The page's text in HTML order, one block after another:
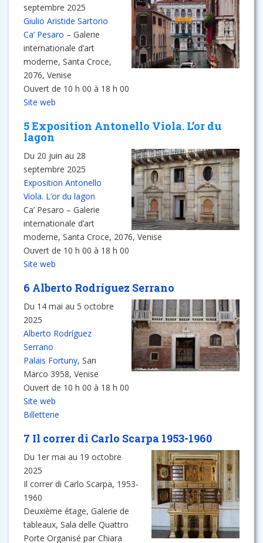
septembre 2025
Giulio Aristide Sartorio
Ca’ Pesaro – Galerie
internationale d’art
moderne, Santa Croce,
2076, Venise
Ouvert de 10 h 00 à 18 h 00
Site web
5 Exposition Antonello Viola. L’or du
lagon
Du 20 juin au 28
septembre 2025
Exposition Antonello
Viola. L’or du lagon
Ca’ Pesaro – Galerie
internationale d’art
moderne, Santa Croce, 2076, Venise
Ouvert de 10 h 00 à 18 h 00
Site web
6 Alberto Rodríguez Serrano
Du 14 mai au 5 octobre
2025
Alberto Rodríguez
Serrano
Palais Fortuny, San
Marco 3958, Venise
Ouvert de 10 h 00 à 18 h 00
Site web
Billetterie
7 Il correr di Carlo Scarpa 1953-1960
Du 1er mai au 19 octobre
2025
Il correr di Carlo Scarpa, 1953-
1960
Deuxième étage, Galerie de
tableaux, Sala delle Quattro
Porte Organisé par Chiara